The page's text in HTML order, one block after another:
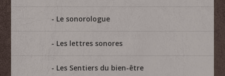
Le sonorologue
Les lettres sonores
Les Sentiers du bien-être